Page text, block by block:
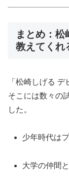
まとめ：
教えてくれ
「松崎しげる デ
そこには数々の
した。
少年時代は
大学の仲間